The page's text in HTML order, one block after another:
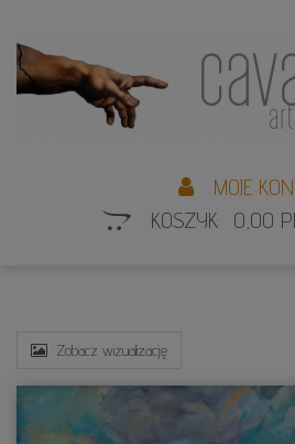
MOJE
KOSZYK: 0,00
Zobacz wizualizację